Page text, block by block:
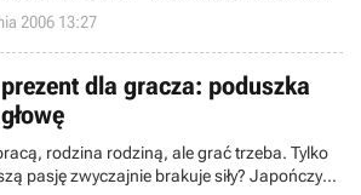
studia Reality Pump, który wyda
o grze było wówczas jak na
wydał się ciekawy, a niektórym
Elder Scrolls IV: Oblivion... Pora na
2006 13:27
dla gracza: poduszka
rodzina rodziną, ale grać trzeba. Tylko
pasję zwyczajnie brakuje siły? Japończycy